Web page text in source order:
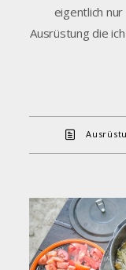
eigentlich
Ausrüstung die